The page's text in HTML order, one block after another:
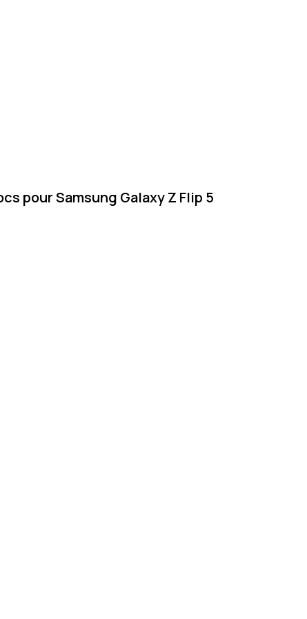
pour Samsung Galaxy Z Flip 5